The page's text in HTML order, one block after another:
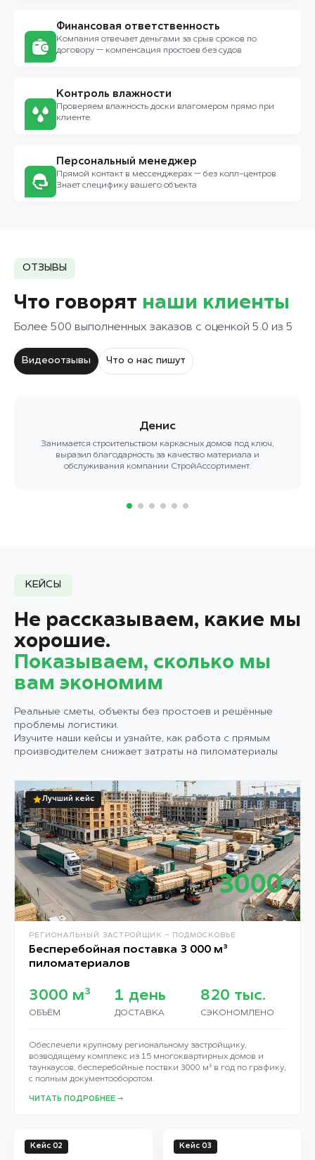
Финансовая ответственность
Компания отвечает деньгами за срыв сроков по
договору — компенсация простоев без судов
Контроль влажности
Проверяем влажность доски влагомером прямо при
клиенте.
Персональный менеджер
Прямой контакт в мессенджерах — без колл-центров.
Знает специфику вашего объекта
ОТЗЫВЫ
Что говорят наши клиенты
Более 500 выполненных заказов с оценкой 5.0 из 5
Видеоотзывы Что о нас пишут
Денис
Занимается строительством каркасных домов под ключ,
выразил благодарность за качество материала и
обслуживания компании СтройАссортимент.
КЕЙСЫ
Не рассказываем, какие мы
хорошие.
Показываем, сколько мы
вам экономим
Реальные сметы, объекты без простоев и решённые
проблемы логистики.
Изучите наши кейсы и узнайте, как работа с прямым
производителем снижает затраты на пиломатериалы
Лучший кейс
3000
М³
РЕГИОНАЛЬНЫЙ ЗАСТРОЙЩИК - ПОДМОСКОВЬЕ
Бесперебойная поставка 3 000 м³
пиломатериалов
3000 м³
ОБЪЁМ
1 день
ДОСТАВКА
820 тыс.
СЭКОНОМЛЕНО
Обеспечели крупному региональному застройщику,
возводящему комплекс из 15 многоквартирных домов и
таунхаусов, бесперебойные поствки 3000 м³ в год по графику,
с полным документооборотом.
ЧИТАТЬ ПОДРОБНЕЕ →
Кейс 02 Кейс 03